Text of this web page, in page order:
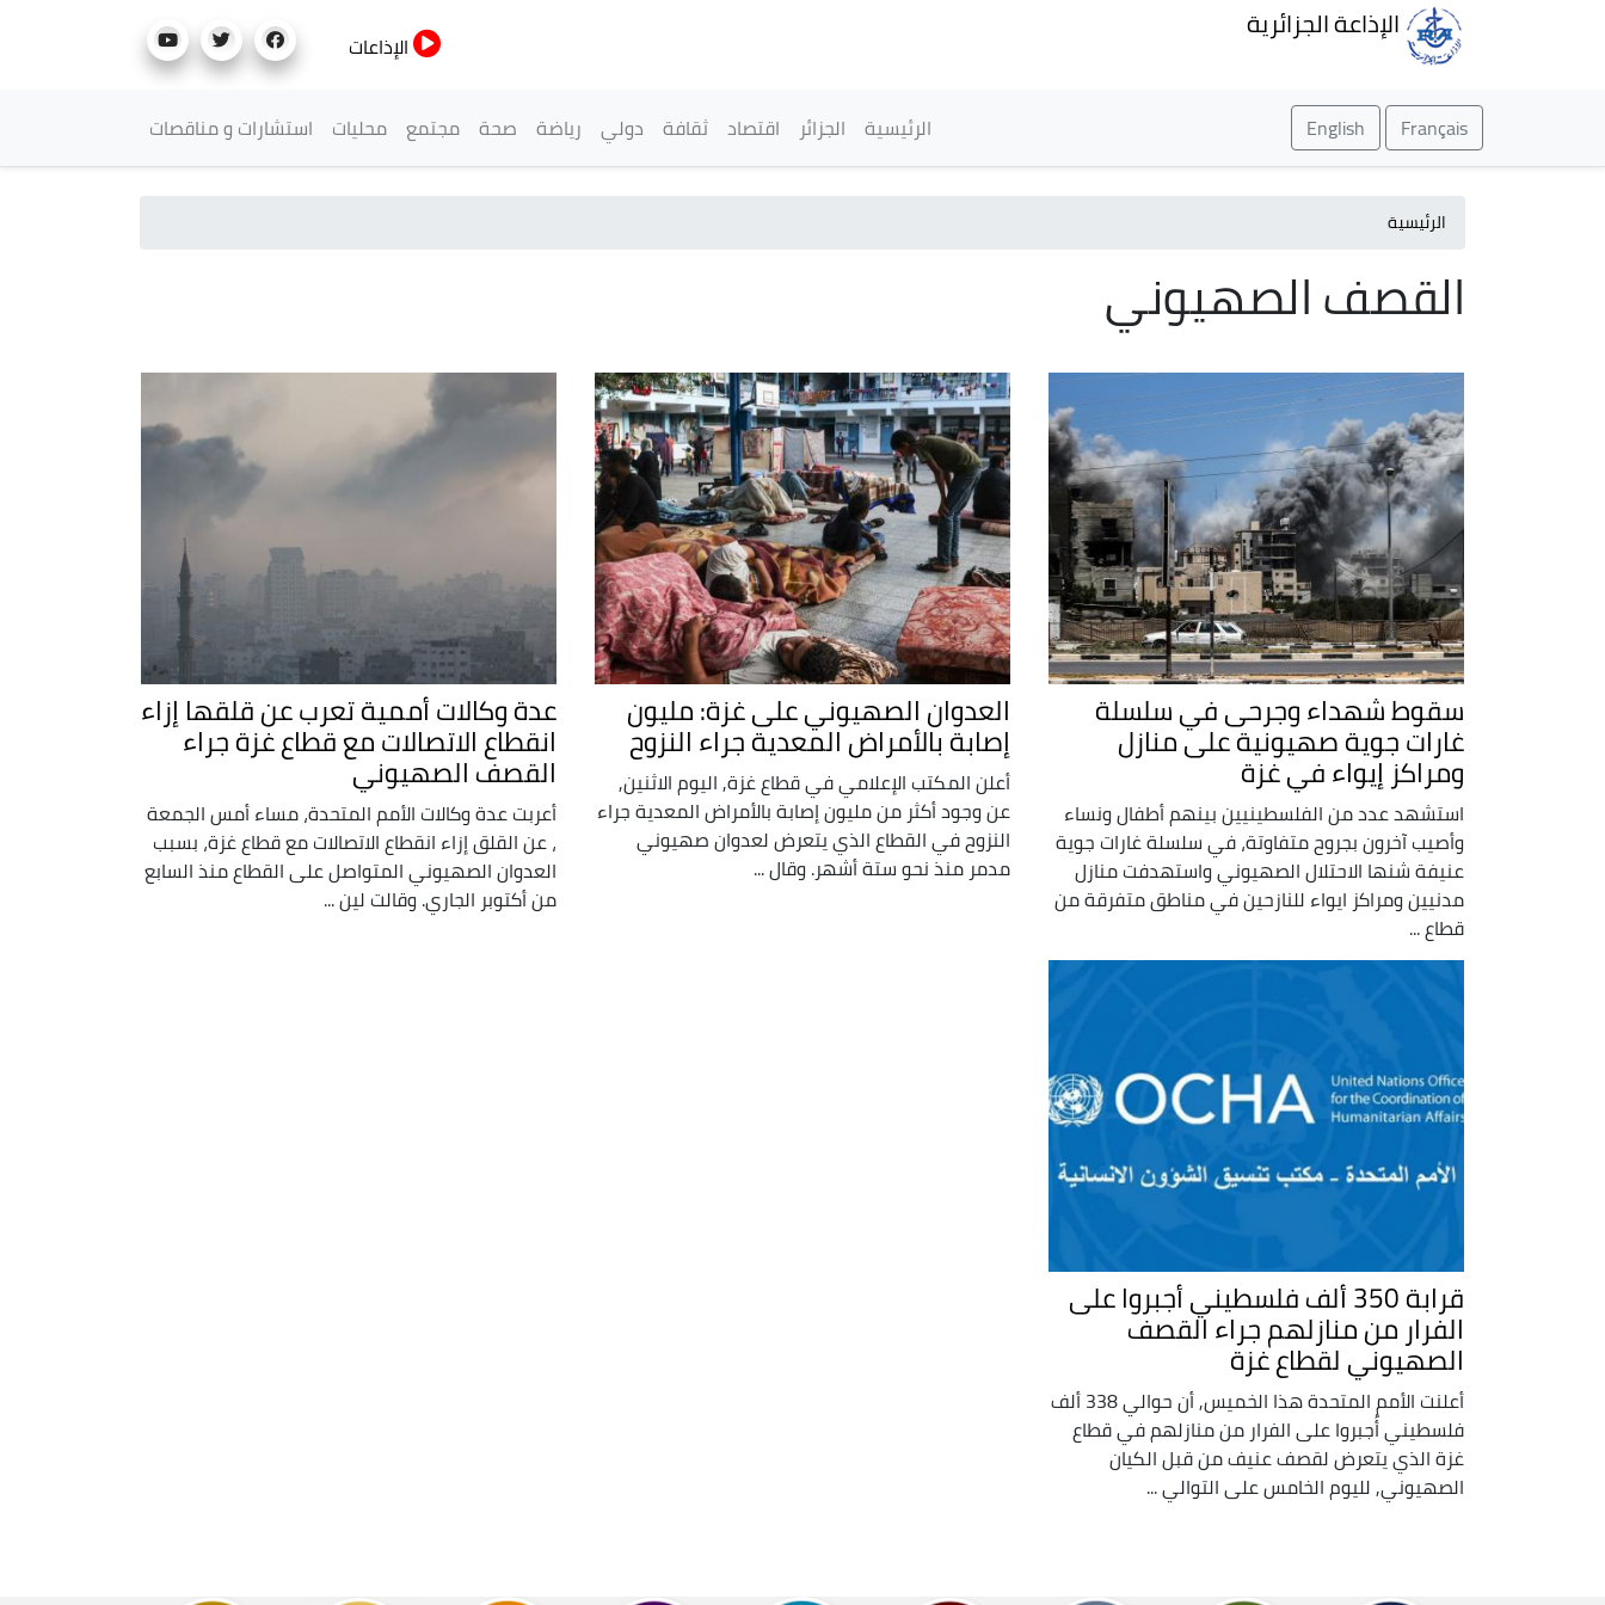
الإذاعة الجزائرية
الإذاعات
Français
English القائمة الرئيسية
الرئيسية الجزائر اقتصاد ثقافة دولي رياضة صحة مجتمع محليات استشارات و مناقصات
الرئيسية
القصف الصهيوني
سقوط شهداء وجرحى في سلسلة
غارات جوية صهيونية على منازل
ومراكز إيواء في غزة
استشهد عدد من الفلسطينيين بينهم أطفال ونساء
وأصيب آخرون بجروح متفاوتة، في سلسلة غارات جوية
عنيفة شنها الاحتلال الصهيوني واستهدفت منازل
مدنيين ومراكز ايواء للنازحين في مناطق متفرقة من
قطاع ...
العدوان الصهيوني على غزة: مليون
إصابة بالأمراض المعدية جراء النزوح
أعلن المكتب الإعلامي في قطاع غزة, اليوم الاثنين,
عن وجود أكثر من مليون إصابة بالأمراض المعدية جراء
النزوح في القطاع الذي يتعرض لعدوان صهيوني
مدمر منذ نحو ستة أشهر. وقال ...
عدة وكالات أممية تعرب عن قلقها إزاء
انقطاع الاتصالات مع قطاع غزة جراء
القصف الصهيوني
أعربت عدة وكالات الأمم المتحدة، مساء أمس الجمعة
، عن القلق إزاء انقطاع الاتصالات مع قطاع غزة، بسبب
العدوان الصهيوني المتواصل على القطاع منذ السابع
من أكتوبر الجاري. وقالت لين ...
قرابة 350 ألف فلسطيني أجبروا على
الفرار من منازلهم جراء القصف
الصهيوني لقطاع غزة
أعلنت الأمم المتحدة هذا الخميس, أن حوالي 338 ألف
فلسطيني أُجبروا على الفرار من منازلهم في قطاع
غزة الذي يتعرض لقصف عنيف من قبل الكيان
الصهيوني, لليوم الخامس على التوالي ...